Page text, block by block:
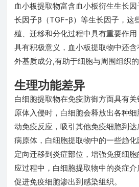
血小板提取物富含血小板衍生生长
长因子β（TGF-β）等生长因子，这
殖、迁移和分化过程中具有重要作
具有积极意义，血小板提取物中还
外基质成分,有助于细胞与周围组织的
生理功能差异
白细胞提取物在免疫防御方面具有
原体入侵时，白细胞会释放出各种
动免疫反应，吸引其他免疫细胞到
病原体，白细胞提取物中的一些趋
定向迁移到炎症部位，增强免疫细
应过程中，白细胞提取物中的炎症
促进免疫细胞渗出到感染组织。